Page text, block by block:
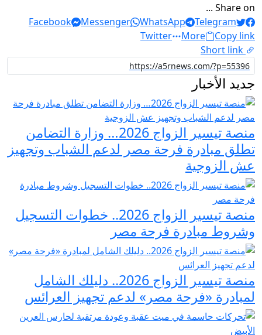
Share on ...
Facebook
Messenger WhatsApp
Telegram
Twitter
More
Copy link
Short link
جديد الأخبار
منصة تيسير الزواج 2026… وزارة التضامن
تطلق مبادرة فرحة مصر لدعم الشباب وتجهيز
عش الزوجية
منصة تيسير الزواج 2026.. خطوات التسجيل
وشروط مبادرة فرحة مصر
منصة تيسير الزواج 2026.. دليلك الشامل
لمبادرة «فرحة مصر» لدعم تجهيز العرائس